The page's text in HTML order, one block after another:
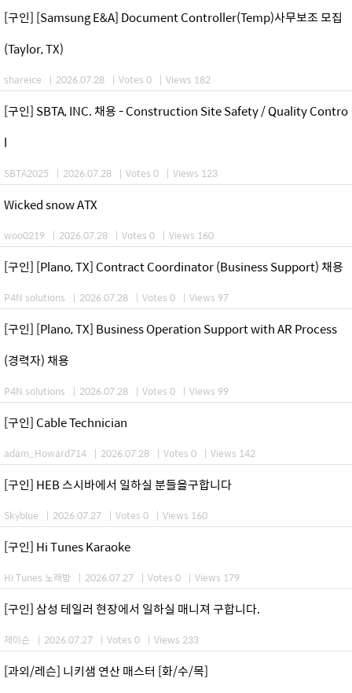
[구인] [Samsung E&A] Document Controller(Temp)사무보조 모집
(Taylor, TX)
shareice | 2026.07.28 | Votes 0 | Views 182
[구인] SBTA, INC. 채용 - Construction Site Safety / Quality Contro
l
SBTA2025 | 2026.07.28 | Votes 0 | Views 123
Wicked snow ATX
woo0219 | 2026.07.28 | Votes 0 | Views 160
[구인] [Plano, TX] Contract Coordinator (Business Support) 채용
P4N solutions | 2026.07.28 | Votes 0 | Views 97
[구인] [Plano, TX] Business Operation Support with AR Process
(경력자) 채용
P4N solutions | 2026.07.28 | Votes 0 | Views 99
[구인] Cable Technician
adam_Howard714 | 2026.07.28 | Votes 0 | Views 142
[구인] HEB 스시바에서 일하실 분들을구합니다
Skyblue | 2026.07.27 | Votes 0 | Views 160
[구인] Hi Tunes Karaoke
Hi Tunes 노래방 | 2026.07.27 | Votes 0 | Views 179
[구인] 삼성 테일러 현장에서 일하실 매니져 구합니다.
제이슨 | 2026.07.27 | Votes 0 | Views 233
[과외/레슨] 니키샘 연산 매스터 [화/수/목]